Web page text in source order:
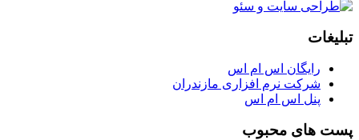
تبلیغات
رایگان اس ام اس
شرکت نرم افزاری مازندران
پنل اس ام اس
پست های محبوب